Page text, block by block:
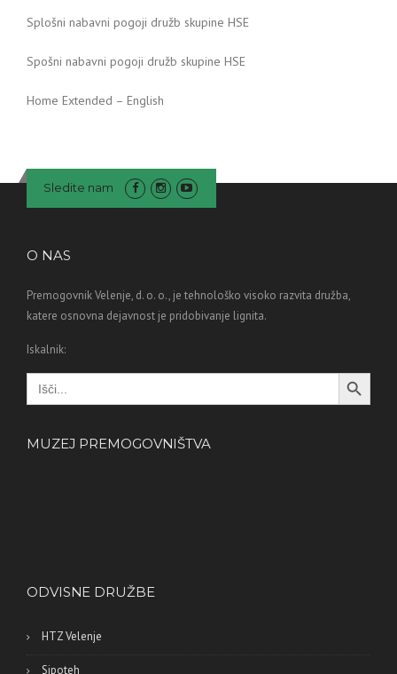
Splošni nabavni pogoji družb skupine HSE
Spošni nabavni pogoji družb skupine HSE
Home Extended – English
Sledite nam
O NAS
Premogovnik Velenje, d. o. o., je tehnološko visoko razvita družba,
katere osnovna dejavnost je pridobivanje lignita.
Iskalnik:
Search
for:
Search Button
MUZEJ PREMOGOVNIŠTVA
ODVISNE DRUŽBE
HTZ Velenje
Sipoteh